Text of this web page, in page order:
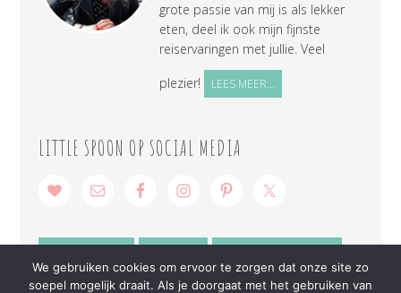
grote passie van mij is als lekker
eten, deel ik ook mijn fijnste
reiservaringen met jullie. Veel
plezier!
LEES MEER...
LITTLE SPOON OP SOCIAL MEDIA
We gebruiken cookies om ervoor te zorgen dat onze site zo
soepel mogelijk draait. Als je doorgaat met het gebruiken van